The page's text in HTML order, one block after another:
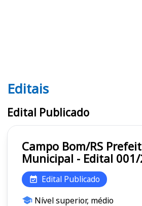
Editais
Editais
Edital Publicado
Campo Bom/RS Prefeitura
Municipal - Edital
Edital Publicado
Nível superior, médio